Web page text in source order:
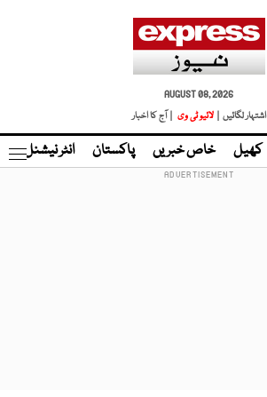
AUGUST 08, 2026
اشتہار لگائیں |
لائیو ٹی وی | آج کا اخبار
کھیل خاص خبریں پاکستان انٹر نیشنل